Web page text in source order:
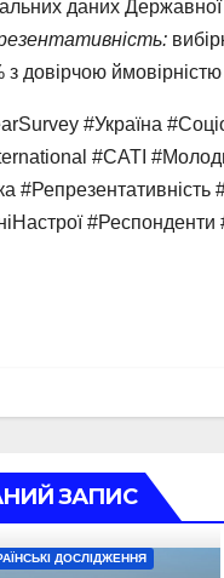
даних
з довірчою
#Україна
#CATI
ЗАПИС
ДОСЛІДЖЕННЯ